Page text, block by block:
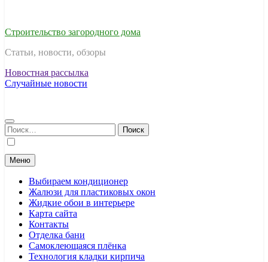
Строительство загородного дома
Статьи, новости, обзоры
Новостная рассылка
Случайные новости
Найти:
Меню
Выбираем кондиционер
Жалюзи для пластиковых окон
Жидкие обои в интерьере
Карта сайта
Контакты
Отделка бани
Самоклеющаяся плёнка
Технология кладки кирпича